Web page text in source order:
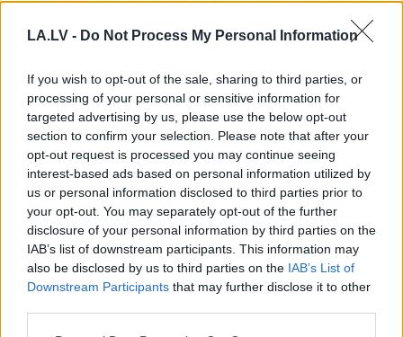
LA.LV - Do Not Process My Personal Information
If you wish to opt-out of the sale, sharing to third parties, or
processing of your personal or sensitive information for
targeted advertising by us, please use the below opt-out
section to confirm your selection. Please note that after your
opt-out request is processed you may continue seeing
interest-based ads based on personal information utilized by
us or personal information disclosed to third parties prior to
your opt-out. You may separately opt-out of the further
disclosure of your personal information by third parties on the
IAB’s list of downstream participants. This information may
also be disclosed by us to third parties on the IAB’s List of
Downstream Participants that may further disclose it to other
Ceļmalāieraudzīji zirņu
lauku – vai drīkst ieiet un
salasīt kādu saujiņu
ēšanai?